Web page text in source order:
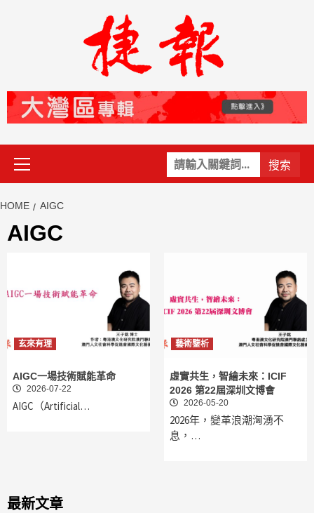
關
鍵
Primary
Menu
HOME AIGC
AIGC
玄來有理
AIGC一場技術賦能革命
2026-07-22
AIGC（Artificial…
藝術鑒析
虛實共生，智繪未來：ICIF
2026 第22屆深圳文博會
2026-05-20
2026年，變革浪潮洶湧不
息，…
最新文章